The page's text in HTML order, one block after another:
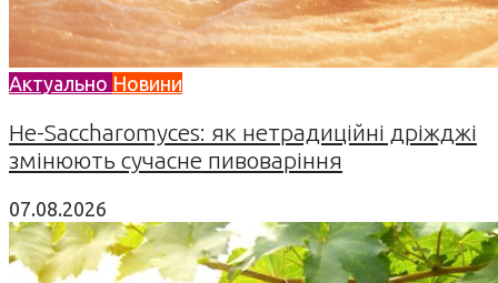
Актуально Новини
Не-Saccharomyces: як нетрадиційні дріжджі
змінюють сучасне пивоваріння
07.08.2026